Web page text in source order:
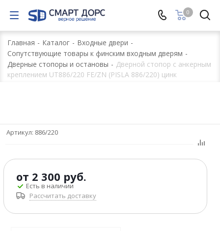
0
Главная - Каталог - Входные двери -
Сопутствующие товары к финским входным дверям -
Дверные стопоры и остановы - Дверной стопор c анкерным
креплением UT886/220 FE/ZN (PISLA 886/220) цинк
Артикул: 886/220
от 2 300 руб.
Есть в наличии
Рассчитать доставку